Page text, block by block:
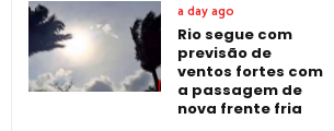
a day ago
Rio segue com
previsão de
ventos fortes com
a passagem de
nova frente fria